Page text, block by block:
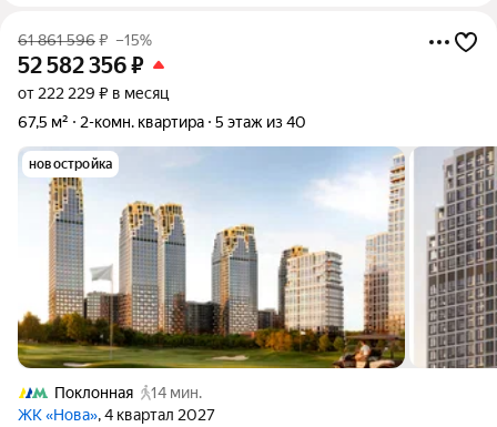
61 861 596₽ –15%
52 582 356₽
от 222 229 ₽ в месяц
67,5 м²
2-комн. квартира 5 этаж из 40
новостройка
Поклонная
14 мин.
ЖК «Нова», 4 квартал 2027